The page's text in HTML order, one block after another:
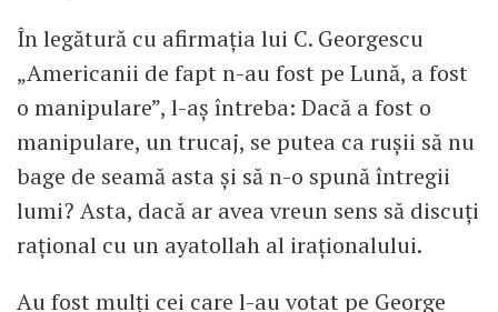
În legătură cu afirmația lui C. Georgescu
„Americanii de fapt n-au fost pe Lună, a fost
o manipulare”, l-aș întreba: Dacă a fost o
manipulare, un trucaj, se putea ca rușii să nu
bage de seamă asta și să n-o spună întregii
lumi? Asta, dacă ar avea vreun sens să discuți
rațional cu un ayatollah al iraționalului.
Au fost mulți cei care l-au votat pe George